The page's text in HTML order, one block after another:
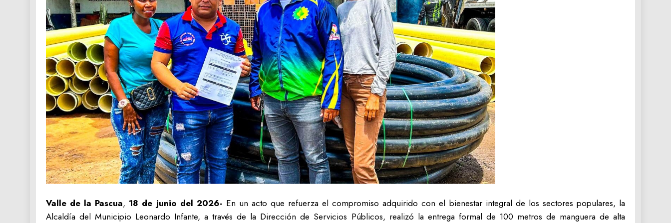
Valle de la Pascua, 18 de junio del 2026- En un acto que refuerza el compromiso adquirido con el bienestar integral de los sectores populares, la
Alcaldía del Municipio Leonardo Infante, a través de la Dirección de Servicios Públicos, realizó la entrega formal de 100 metros de manguera de alta